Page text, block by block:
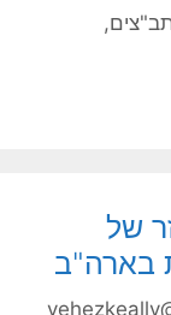
,
של
בארה"ב